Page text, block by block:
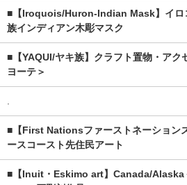
■【Iroquois/Huron-Indian Mask】イロ
族インディアン木彫マスク
■【YAQUI/ヤキ族】クラフト置物・アク
ヨーテ＞
.
■【First Nationsファーストネーション
ースコースト先住民アート
■【Inuit・Eskimo art】Canada/Alaska